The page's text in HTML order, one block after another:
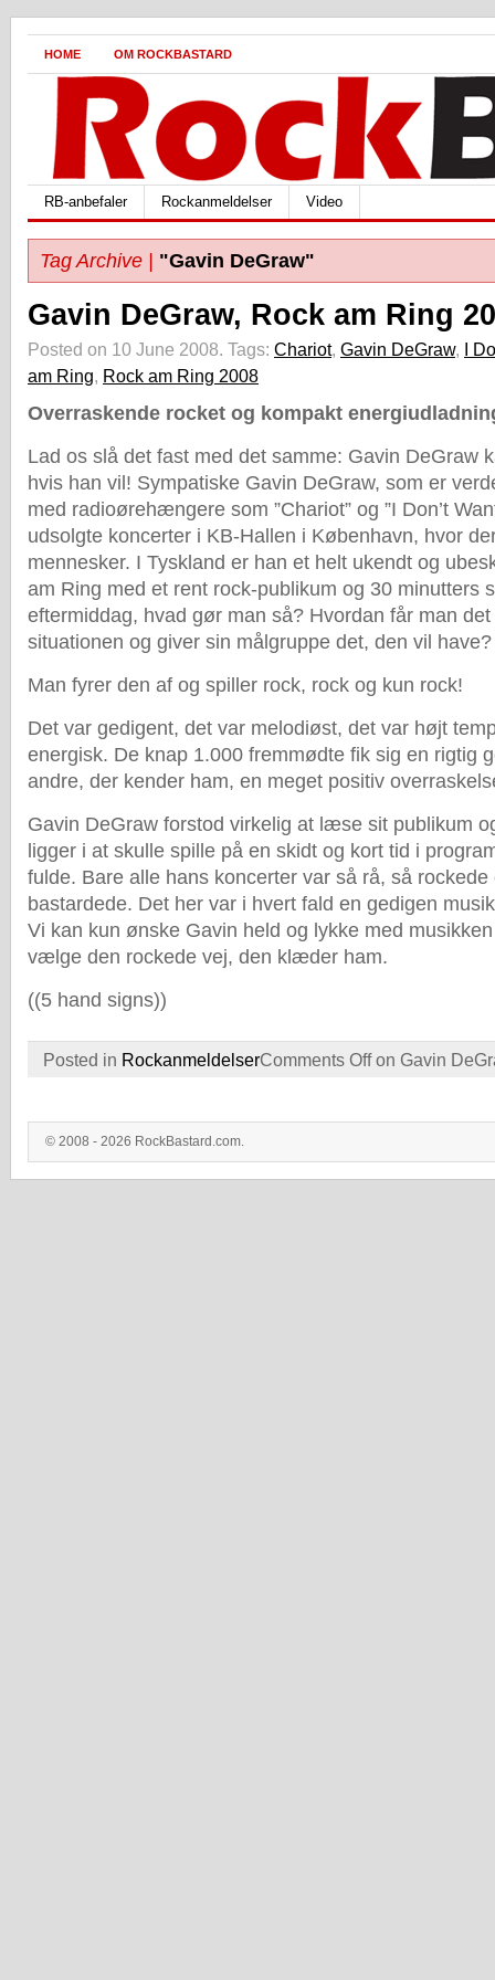
HOME OM ROCKBASTARD
RB-anbefaler Rockanmeldelser Video
Tag Archive | "Gavin DeGraw"
Gavin DeGraw, Rock am Ring
Posted on 10 June 2008. Tags: Chariot, Gavin DeGraw, I
am Ring, Rock am Ring 2008
Overraskende rocket og kompakt
Lad os slå det fast med det samme: Gavin DeGraw
hvis han vil! Sympatiske Gavin DeGraw, som er
med radioørehængere som ”Chariot” og ”I Don’t
udsolgte koncerter i KB-Hallen i København, hvor
mennesker. I Tyskland er han et helt ukendt og
am Ring med et rent rock-publikum og 30 minutters
eftermiddag, hvad gør man så? Hvordan får man
situationen og giver sin målgruppe det, den vil have?
Man fyrer den af og spiller rock, rock og kun rock!
Det var gedigent, det var melodiøst, det var højt
energisk. De knap 1.000 fremmødte fik sig en rigtig
andre, der kender ham, en meget positiv
Gavin DeGraw forstod virkelig at læse sit publikum
ligger i at skulle spille på en skidt og kort tid i
fulde. Bare alle hans koncerter var så rå, så rockede
bastardede. Det her var i hvert fald en gedigen
Vi kan kun ønske Gavin held og lykke med
vælge den rockede vej, den klæder ham.
((5 hand signs))
Posted in RockanmeldelserComments Offon Gavin
© 2008 - 2026 RockBastard.com.